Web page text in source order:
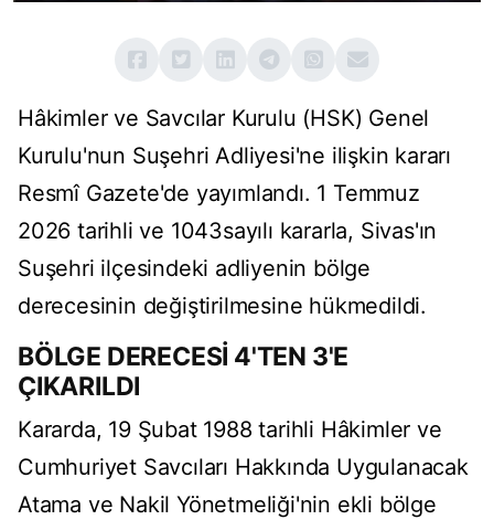
Hâkimler ve Savcılar Kurulu (HSK) Genel
Kurulu'nun Suşehri Adliyesi'ne ilişkin kararı
Resmî Gazete'de yayımlandı. 1 Temmuz
2026 tarihli ve 1043sayılı kararla, Sivas'ın
Suşehri ilçesindeki adliyenin bölge
derecesinin değiştirilmesine hükmedildi.
BÖLGE DERECESİ 4'TEN 3'E
ÇIKARILDI
Kararda, 19 Şubat 1988 tarihli Hâkimler ve
Cumhuriyet Savcıları Hakkında Uygulanacak
Atama ve Nakil Yönetmeliği'nin ekli bölge